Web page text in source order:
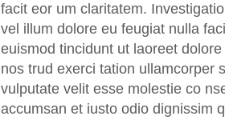
facit eor um claritatem.
vel illum dolore eu feugiat nulla
euismod tincidunt ut laoreet
nos trud exerci tation ullamcorper
vulputate velit esse molestie co
accumsan et iusto odio dignissim